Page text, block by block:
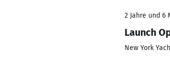
2 Jahre und 6
Launch
New York